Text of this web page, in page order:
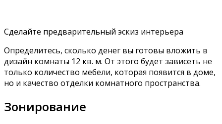
Сделайте предварительный эскиз интерьера
Определитесь, сколько денег вы готовы вложить в
дизайн комнаты 12 кв. м. От этого будет зависеть не
только количество мебели, которая появится в доме,
но и качество отделки комнатного пространства.
Зонирование